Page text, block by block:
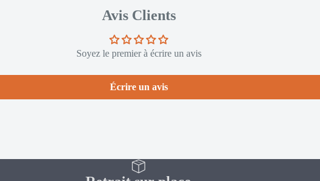
Avis Clients
Soyez le premier à écrire un avis
Écrire un avis